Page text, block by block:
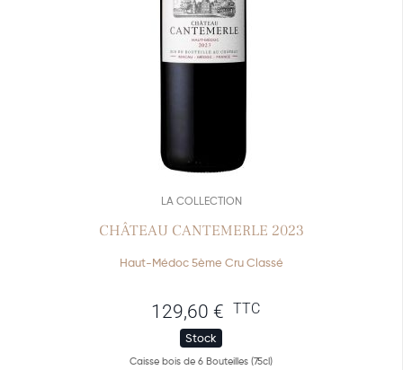
LA COLLECTION
CHÂTEAU CANTEMERLE 2023
Haut-Médoc 5ème Cru Classé
129,60 € TTC
Stock
Caisse bois de 6 Bouteilles (75cl)